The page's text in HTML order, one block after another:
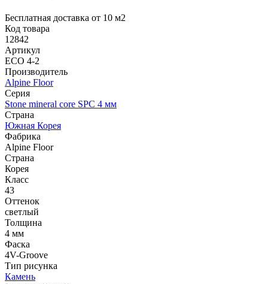
Бесплатная доставка от 10 м2
Код товара
12842
Артикул
ЕСО 4-2
Производитель
Alpine Floor
Серия
Stone mineral core SPC 4 мм
Страна
Южная Корея
Фабрика
Alpine Floor
Страна
Корея
Класс
43
Оттенок
светлый
Толщина
4 мм
Фаска
4V-Groove
Тип рисунка
Камень